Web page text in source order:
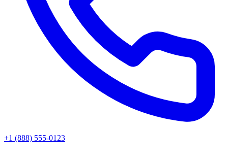
+1 (888) 555-0123